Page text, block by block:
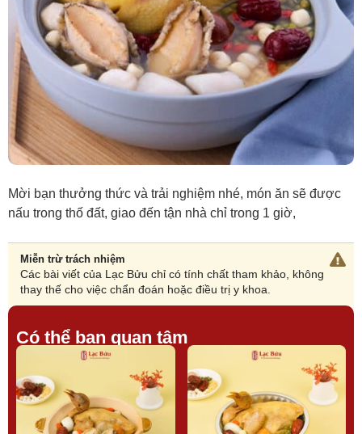
Mời bạn thưởng thức và trải nghiệm nhé, món ăn sẽ được
nấu trong thố đất, giao đến tận nhà chỉ trong 1 giờ,
Miễn trừ trách nhiệm
Các bài viết của Lạc Bửu chỉ có tính chất tham khảo, không
thay thế cho việc chẩn đoán hoặc điều trị y khoa.
Có thể bạn quan tâm